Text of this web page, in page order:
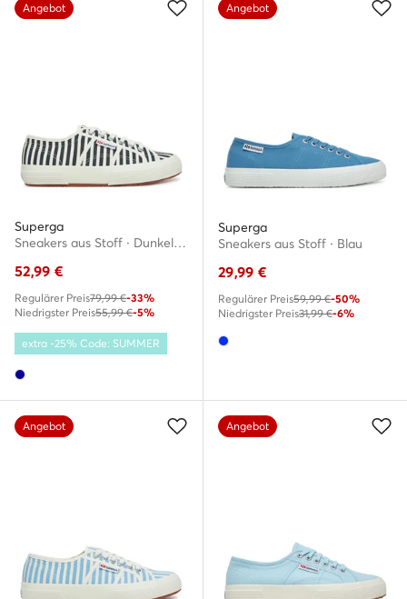
Angebot
Superga
Sneakers aus Stoff · Dunkelblau
52,99 €
Regulärer Preis79,99 €-33%
Niedrigster Preis55,99 €-5%
extra -25% Code: SUMMER
Angebot
Superga
Sneakers aus Stoff · Blau
29,99 €
Regulärer Preis59,99 €-50%
Niedrigster Preis31,99 €-6%
Angebot Angebot